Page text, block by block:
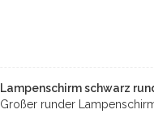
Lampenschirm schwarz
Großer runder